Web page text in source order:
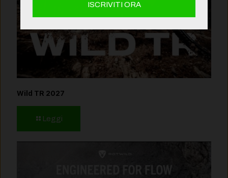
Wild TR 2027
Leggi